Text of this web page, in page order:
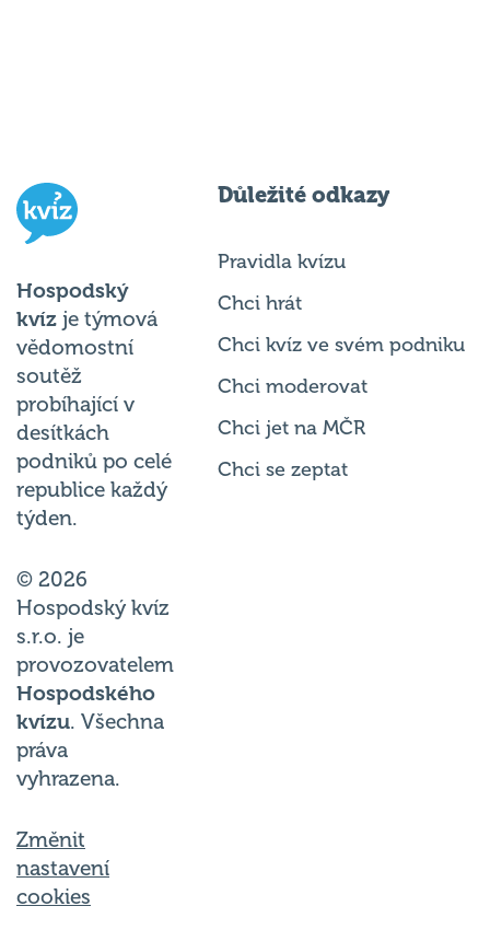
Hospodský
kvíz je týmová
vědomostní
soutěž
probíhající v
desítkách
podniků po celé
republice každý
týden.
© 2026
Hospodský kvíz
s.r.o. je
provozovatelem
Hospodského
kvízu. Všechna
práva
vyhrazena.
Změnit
nastavení
cookies
Důležité odkazy
Pravidla kvízu
Chci hrát
Chci kvíz ve svém podniku
Chci moderovat
Chci jet na MČR
Chci se zeptat